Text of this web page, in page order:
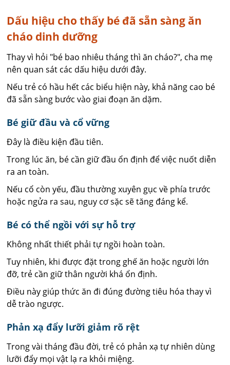
Dấu hiệu cho thấy bé đã sẵn sàng ăn
cháo dinh dưỡng
Thay vì hỏi "bé bao nhiêu tháng thì ăn cháo?", cha mẹ
nên quan sát các dấu hiệu dưới đây.
Nếu trẻ có hầu hết các biểu hiện này, khả năng cao bé
đã sẵn sàng bước vào giai đoạn ăn dặm.
Bé giữ đầu và cổ vững
Đây là điều kiện đầu tiên.
Trong lúc ăn, bé cần giữ đầu ổn định để việc nuốt diễn
ra an toàn.
Nếu cổ còn yếu, đầu thường xuyên gục về phía trước
hoặc ngửa ra sau, nguy cơ sặc sẽ tăng đáng kể.
Bé có thể ngồi với sự hỗ trợ
Không nhất thiết phải tự ngồi hoàn toàn.
Tuy nhiên, khi được đặt trong ghế ăn hoặc người lớn
đỡ, trẻ cần giữ thân người khá ổn định.
Điều này giúp thức ăn đi đúng đường tiêu hóa thay vì
dễ trào ngược.
Phản xạ đẩy lưỡi giảm rõ rệt
Trong vài tháng đầu đời, trẻ có phản xạ tự nhiên dùng
lưỡi đẩy mọi vật lạ ra khỏi miệng.